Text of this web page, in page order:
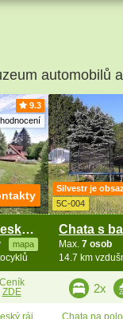
automobilů
9.3
Roubená chalupa s bazénem - Český ráj
mapa
Ceník
ZDE
ráj
Silvestr je
5C-004
Max. 7 osob
14.7 km
2x
„Chata na